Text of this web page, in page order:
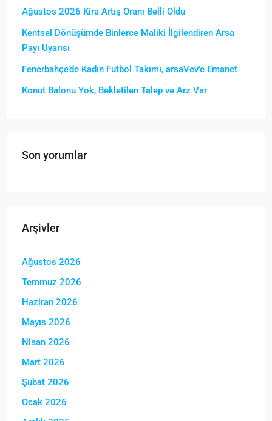
Ağustos 2026 Kira Artış Oranı Belli Oldu
Kentsel Dönüşümde Binlerce Maliki İlgilendiren Arsa
Payı Uyarısı
Fenerbahçe’de Kadın Futbol Takımı, arsaVev’e Emanet
Konut Balonu Yok, Bekletilen Talep ve Arz Var
Son yorumlar
Arşivler
Ağustos 2026
Temmuz 2026
Haziran 2026
Mayıs 2026
Nisan 2026
Mart 2026
Şubat 2026
Ocak 2026